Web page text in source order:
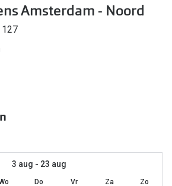
Amsterdam - Noord
3 aug - 23 aug
Do Vr Za Zo